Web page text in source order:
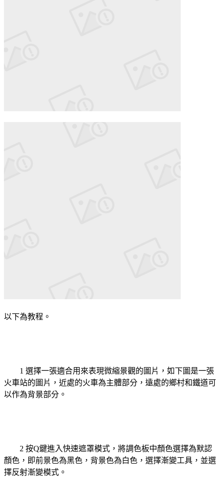
以下為教程。
1 選擇一張適合用來表現微縮景觀的圖片，如下圖是一張
火車站的圖片，近處的火車為主體部分，遠處的鄉村和鐵道可
以作為背景部分。
2 按Q鍵進入快速遮罩模式，將調色板中顏色選擇為默認
顏色，即前景色為黑色，背景色為白色，選擇漸變工具，並選
擇反射漸變模式。